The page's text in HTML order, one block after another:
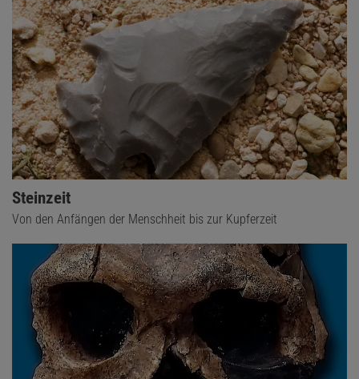
Steinzeit
Von den Anfängen der Menschheit bis zur Kupferzeit